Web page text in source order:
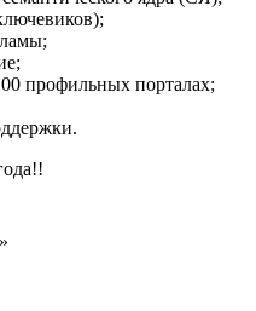
профильных порталах;